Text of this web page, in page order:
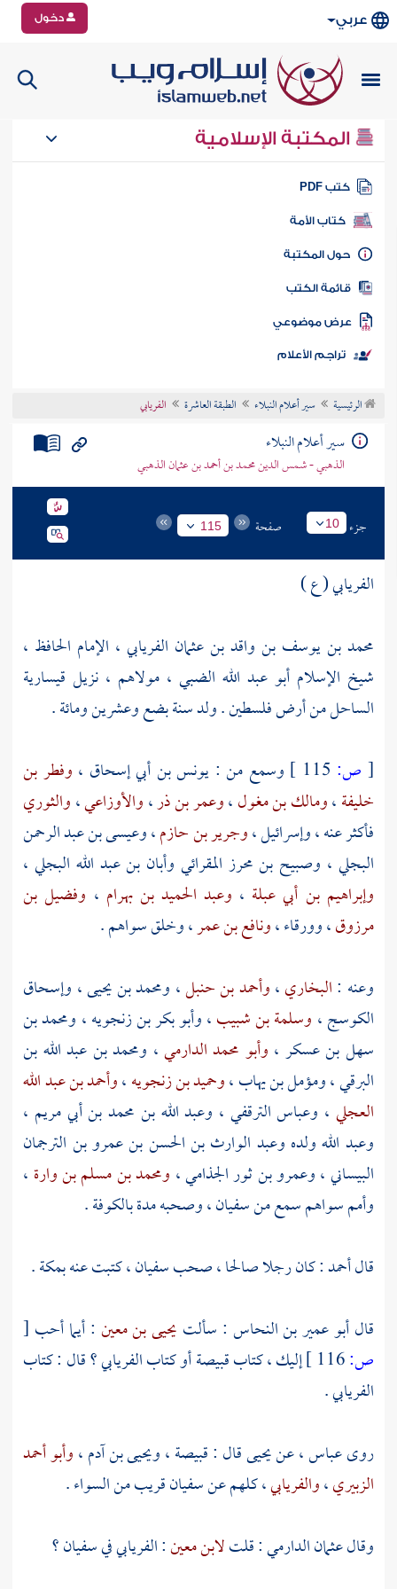
عربي دخول
المكتبة الإسلامية
كتب PDF
كتاب الأمة
المكتبة
الكتب
موضوعي
تراجم الأعلام
الرئيسية سير أعلام النبلاء الطبقة العاشرة الفريابي
سير أعلام النبلاء
الذهبي - شمس الدين محمد بن أحمد بن عثمان الذهبي
جزء 10 صفحة 115
الفريابي ( ع )
محمد بن يوسف بن واقد بن عثمان الفريابي ، الإمام الحافظ ،
شيخ الإسلام أبو عبد الله الضبي ، مولاهم ، نزيل قيسارية
الساحل من أرضفلسطين. ولد سنة بضع وعشرين ومائة .
[ ص: وسمع من : يونس بن أبي إسحاق ، وفطر بن
خليفة،ومالك بن مغول،وعمر بن ذر،والأوزاعي،والثوري
فأكثر عنه ،وإسرائيل،وجرير بن حازم،وعيسى بن عبد الرحمن
البجلي ، وصبيح بن محرز المقرائي وأبان بن عبد الله البجلي ،
وإبراهيم بن أبي عبلة ، وعبد الحميد بن بهرام ، وفضيل بن
مرزوق،وورقاء،ونافع بن عمر، وخلق سواهم .
وعنه :البخاري،وأحمد بن حنبل، ومحمد بن يحيى، وإسحاق
الكوسج، وسلمة بن شبيب،وأبو بكر بن زنجويه، ومحمد بن
سهل بن عسكر ، وأبو محمد الدارمي، ومحمد بن عبد الله بن
البرقي،ومؤمل بن يهاب،وحميد بن زنجويه،وأحمد بن عبد الله
العجلي ، وعباس الترقفي ، وعبد الله بن محمد بن أبي مريم ،
وعبد اللهولده وعبد الوارث بن الحسن بن عمرو بن الترجمان
البيساني،وعمرو بن ثور الجذامي، ومحمد بن مسلم بن وارة ،
وأمم سواهم سمع منسفيان، وصحبه مدةبالكوفة.
قالأحمد: كان رجلا صالحا ، صحبسفيان، كتبت عنهبمكة.
قالأبو عمير بن النحاس : سألت يحيى بن معين : أيما أحب [
ص:
إليك ، كتابقبيصةأو كتابالفريابي؟ قال : كتاب
الفريابي.
روىعباس، عنيحيىقال :قبيصة،ويحيى بن آدم،وأبو أحمد
الزبيري،والفريابي، كلهم عنسفيانقريب من السواء .
وقالعثمان الدارمي: قلتلابن معين:الفريابيفيسفيان؟